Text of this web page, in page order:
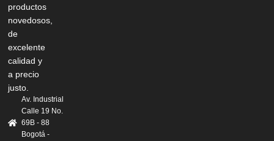
productos
novedosos,
de
excelente
calidad y
a precio
justo.
Av. Industrial
Calle 19 No.
69B - 88
Bogotá -